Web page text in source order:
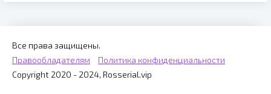
Все права защищены.
Правообладателям
Политика конфиденциальности
Copyright 2020 - 2024, Rosserial.vip